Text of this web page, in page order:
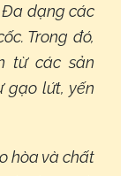
dạng các
Trong đó,
từ các sản
gạo lứt, yến
hòa và chất